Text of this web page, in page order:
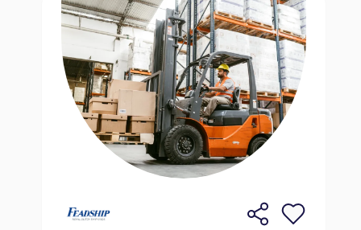
klanten. Voor deze functie is het
belangrijk dat jij:
In het bezit bent van rijbewijs C en
Code 95
Fysiek fit bent met een goede
conditie
Beschikt over eigen vervoer om ’s
ochtends vroeg naar ons moderne
Goed Nederlands spreekt en schrijft